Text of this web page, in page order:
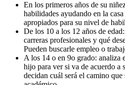
En los primeros años de su
habilidades ayudando en la
apropiados para su nivel de
De los 10 a los 12 años de
carreras profesionales y qué
Pueden buscarle empleo o
A los 14 o en 9o grado: analiza
hijo para ver si va de acuerdo a
decidan cuál será el camino